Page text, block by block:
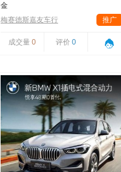
金
梅赛德斯嘉友车行
推广
成交量 0 评价 0